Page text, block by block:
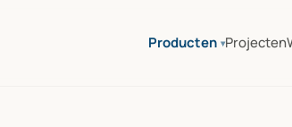
Producten Projecten